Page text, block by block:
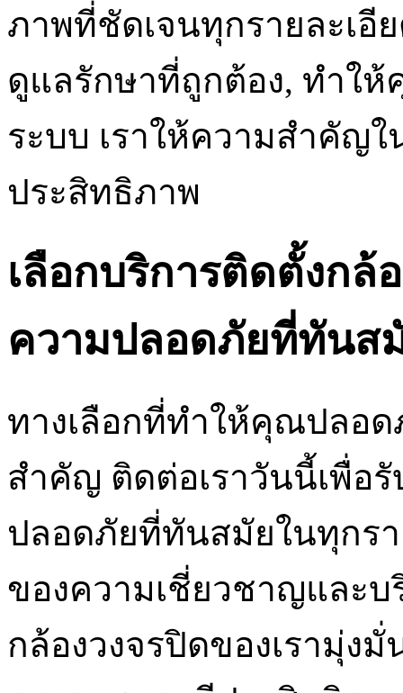
ภาพที่ชัดเจนทุกรายละเอี
ดูแลรักษาที่ถูกต้อง, ทำใ
ระบบ เราให้ความสำคัญ
ประสิทธิภาพ
เลือกบริการติดตั้งกล้
ความปลอดภัยที่ทันส
ทางเลือกที่ทำให้คุณปลอด
สำคัญ ติดต่อเราวันนี้เพื่อ
ปลอดภัยที่ทันสมัยในทุกรา
ของความเชี่ยวชาญและบ
กล้องวงจรปิดของเรามุ่ง